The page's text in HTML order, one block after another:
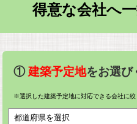
得意な会社へ
①建築予定地をお選び
※選択した建築予定地に対応できる会社に絞